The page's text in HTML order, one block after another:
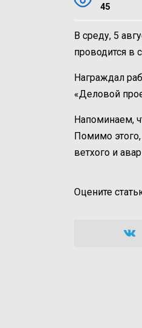
45
В среду, 5
проводится в
Награждал
«Деловой
Напоминаем,
Помимо
ветхого и
Оцените